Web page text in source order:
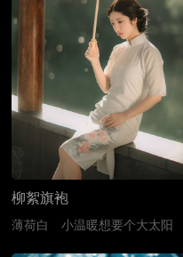
柳絮旗袍
薄荷白 小温暖想要个大太阳